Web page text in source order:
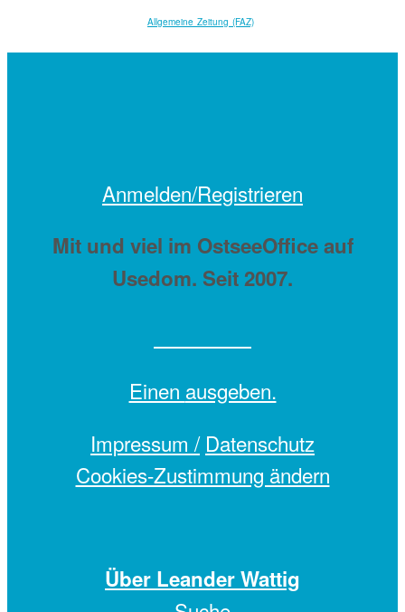
Allgemeine Zeitung (FAZ)
Anmelden/Registrieren
Mit und viel im OstseeOffice auf
Usedom. Seit 2007.
Einen ausgeben.
Impressum / Datenschutz
Cookies-Zustimmung ändern
Über Leander Wattig